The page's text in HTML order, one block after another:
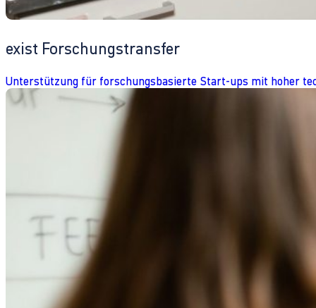
exist Forschungstransfer
Unterstützung für forschungsbasierte Start-ups mit hoher